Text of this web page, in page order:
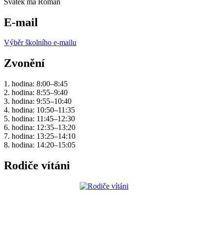
E-mail
Výběr školního e-mailu
Zvonění
1. hodina: 8:00–8:45
2. hodina: 8:55–9:40
3. hodina: 9:55–10:40
4. hodina: 10:50–11:35
5. hodina: 11:45–12:30
6. hodina: 12:35–13:20
7. hodina: 13:25–14:10
8. hodina: 14:20–15:05
Rodiče vítáni